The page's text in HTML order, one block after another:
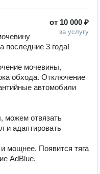
от 10 000 ₽
за услугу
последние 3 года!
мочевины,
обхода. Отключение
автомобили
можем отвязать
и адаптировать
мощнее. Появится тяга
AdBlue.